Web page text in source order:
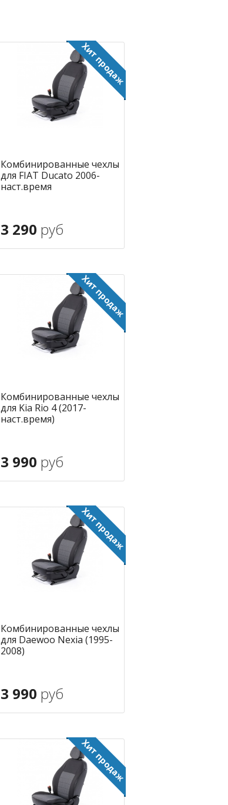
Комбинированные чехлы
для FIAT Ducato 2006-
наст.время
3 290 руб
Комбинированные чехлы
для Kia Rio 4 (2017-
наст.время)
3 990 руб
В корзину
Комбинированные чехлы
для Daewoo Nexia (1995-
2008)
3 990 руб